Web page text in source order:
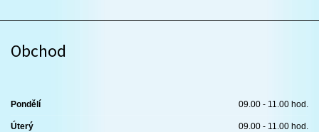
Obchod
Pondělí 09.00 - 11.00 hod.
Úterý 09.00 - 11.00 hod.